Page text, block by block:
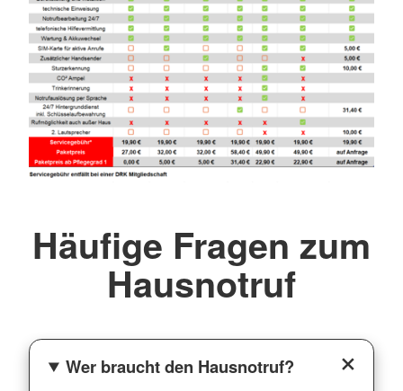
Häufige Fragen zum
Hausnotruf
Wer braucht den Hausnotruf?